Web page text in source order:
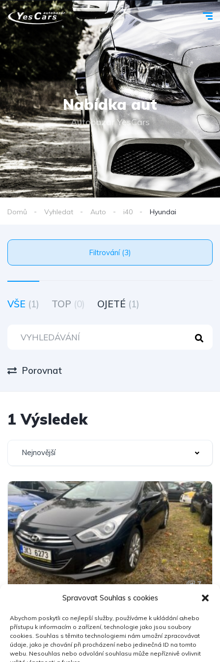
Spravovat Souhlas s cookies
Abychom poskytli co nejlepší služby, používáme k ukládání a/nebo
přístupu k informacím o zařízení, technologie jako jsou soubory
cookies. Souhlas s těmito technologiemi nám umožní zpracovávat
údaje, jako je chování při procházení nebo jedinečná ID na tomto
webu. Nesouhlas nebo odvolání souhlasu může nepříznivě ovlivnit
Nabídka aut
Autobazar YesCars
Domů Vyhledat Auto i40 Hyundai
Filtrování (3)
VŠE (1) TOP (0) OJETÉ (1)
Porovnat
1 Výsledek
Nejnovější
7
149 000 Kč
2012 178,600 km Manuální
Nafta